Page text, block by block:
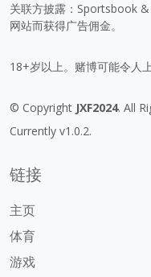
关联方披露：Sportsbook
网站而获得广告佣金。
18+岁以上。赌博可能令人
© Copyright JXF2024. All
Currently v1.0.2.
链接
主页
体育
游戏